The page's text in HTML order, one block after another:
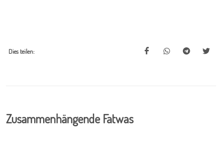
Dies teilen:
Zusammenhängende Fatwas